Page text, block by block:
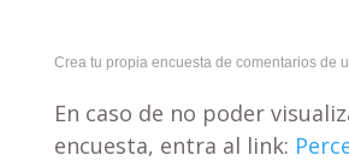
Crea tu propia encuesta de comentarios de
En caso de no poder
encuesta, entra al link: